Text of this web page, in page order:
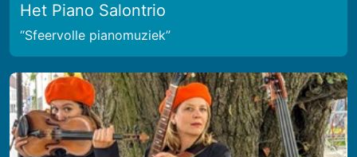
Het Piano Salontrio
Sfeervolle pianomuziek